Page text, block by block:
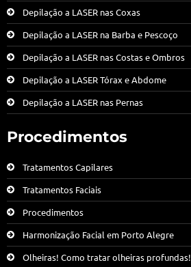
Depilação a LASER nas Coxas
Depilação a LASER na Barba e Pescoço
Depilação a LASER nas Costas e Ombros
Depilação a LASER Tórax e Abdome
Depilação a LASER nas Pernas
Procedimentos
Tratamentos Capilares
Tratamentos Faciais
Procedimentos
Harmonização Facial em Porto Alegre
Olheiras! Como tratar olheiras profundas!